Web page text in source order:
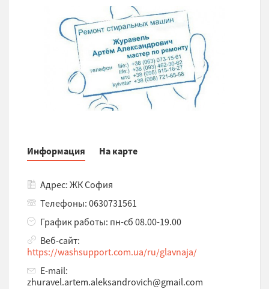
Информация На карте
Адрес: ЖК София
Телефоны: 0630731561
График работы: пн-сб 08.00-19.00
Веб-сайт:
https://washsupport.com.ua/ru/glavnaja/
E-mail:
zhuravel.artem.aleksandrovich@gmail.com